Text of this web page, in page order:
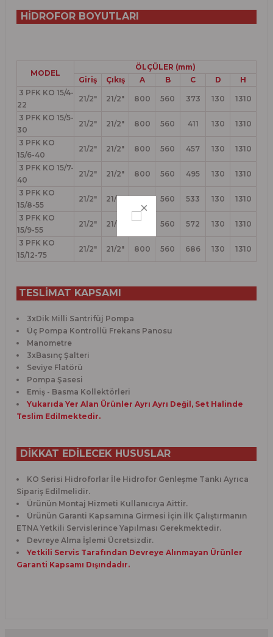
HİDROFOR BOYUTLARI
MODEL
ÖLÇÜLER (mm)
Giriş
Çıkış A B C D
H
3 PFK KO 15/4-
22
21/2" 21/2" 800 560 373 130 1310
3 PFK KO 15/5-
30
21/2" 21/2" 800 560 411 130 1310
3 PFK KO
15/6-40
21/2" 21/2" 800 560 457 130 1310
3 PFK KO 15/7-
40
21/2" 21/2" 800 560 495 130 1310
3 PFK KO
15/8-55
21/2" 21/2" 800 560 533 130 1310
3 PFK KO
15/9-55
21/2" 21/2" 800 560 572 130 1310
3 PFK KO
15/12-75
21/2" 21/2" 800 560 686 130 1310
TESLİMAT KAPSAMI
3xDik Milli Santrifüj Pompa
Üç Pompa Kontrollü Frekans Panosu
Manometre
3xBasınç Şalteri
Seviye Flatörü
Pompa Şasesi
Emiş - Basma Kollektörleri
Yukarıda Yer Alan Ürünler Ayrı Ayrı Değil, Set Halinde
Teslim Edilmektedir.
DİKKAT EDİLECEK HUSUSLAR
KO Serisi Hidroforlar İle Hidrofor Genleşme Tankı Ayrıca
Sipariş Edilmelidir.
Ürünün Montaj Hizmeti Kullanıcıya Aittir.
Ürünün Garanti Kapsamına Girmesi İçin İlk Çalıştırmanın
ETNA Yetkili Servislerince Yapılması Gerekmektedir.
Devreye Alma İşlemi Ücretsizdir.
Yetkili Servis Tarafından Devreye Alınmayan Ürünler
Garanti Kapsamı Dışındadır.